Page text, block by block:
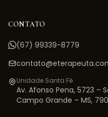
CONTATO
(67) 99339-8779
Unidade Santa Fé
Av. Afonso Pena, 5723 –
Campo Grande – MS,